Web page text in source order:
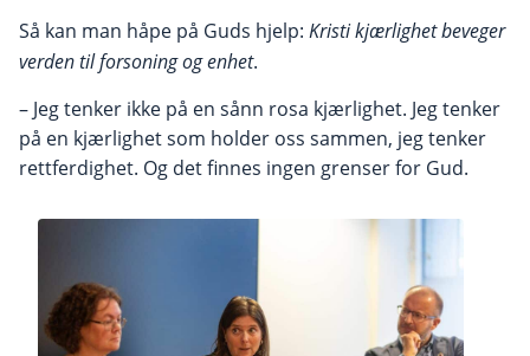
Så kan man håpe på Guds hjelp: Kristi kjærlighet beveger
verden til forsoning og enhet.
– Jeg tenker ikke på en sånn rosa kjærlighet. Jeg tenker
på en kjærlighet som holder oss sammen, jeg tenker
rettferdighet. Og det finnes ingen grenser for Gud.